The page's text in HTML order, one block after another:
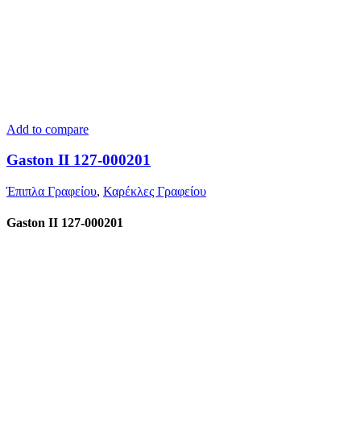
Add to compare
Gaston II 127-000201
Έπιπλα Γραφείου, Καρέκλες Γραφείου
Gaston II 127-000201